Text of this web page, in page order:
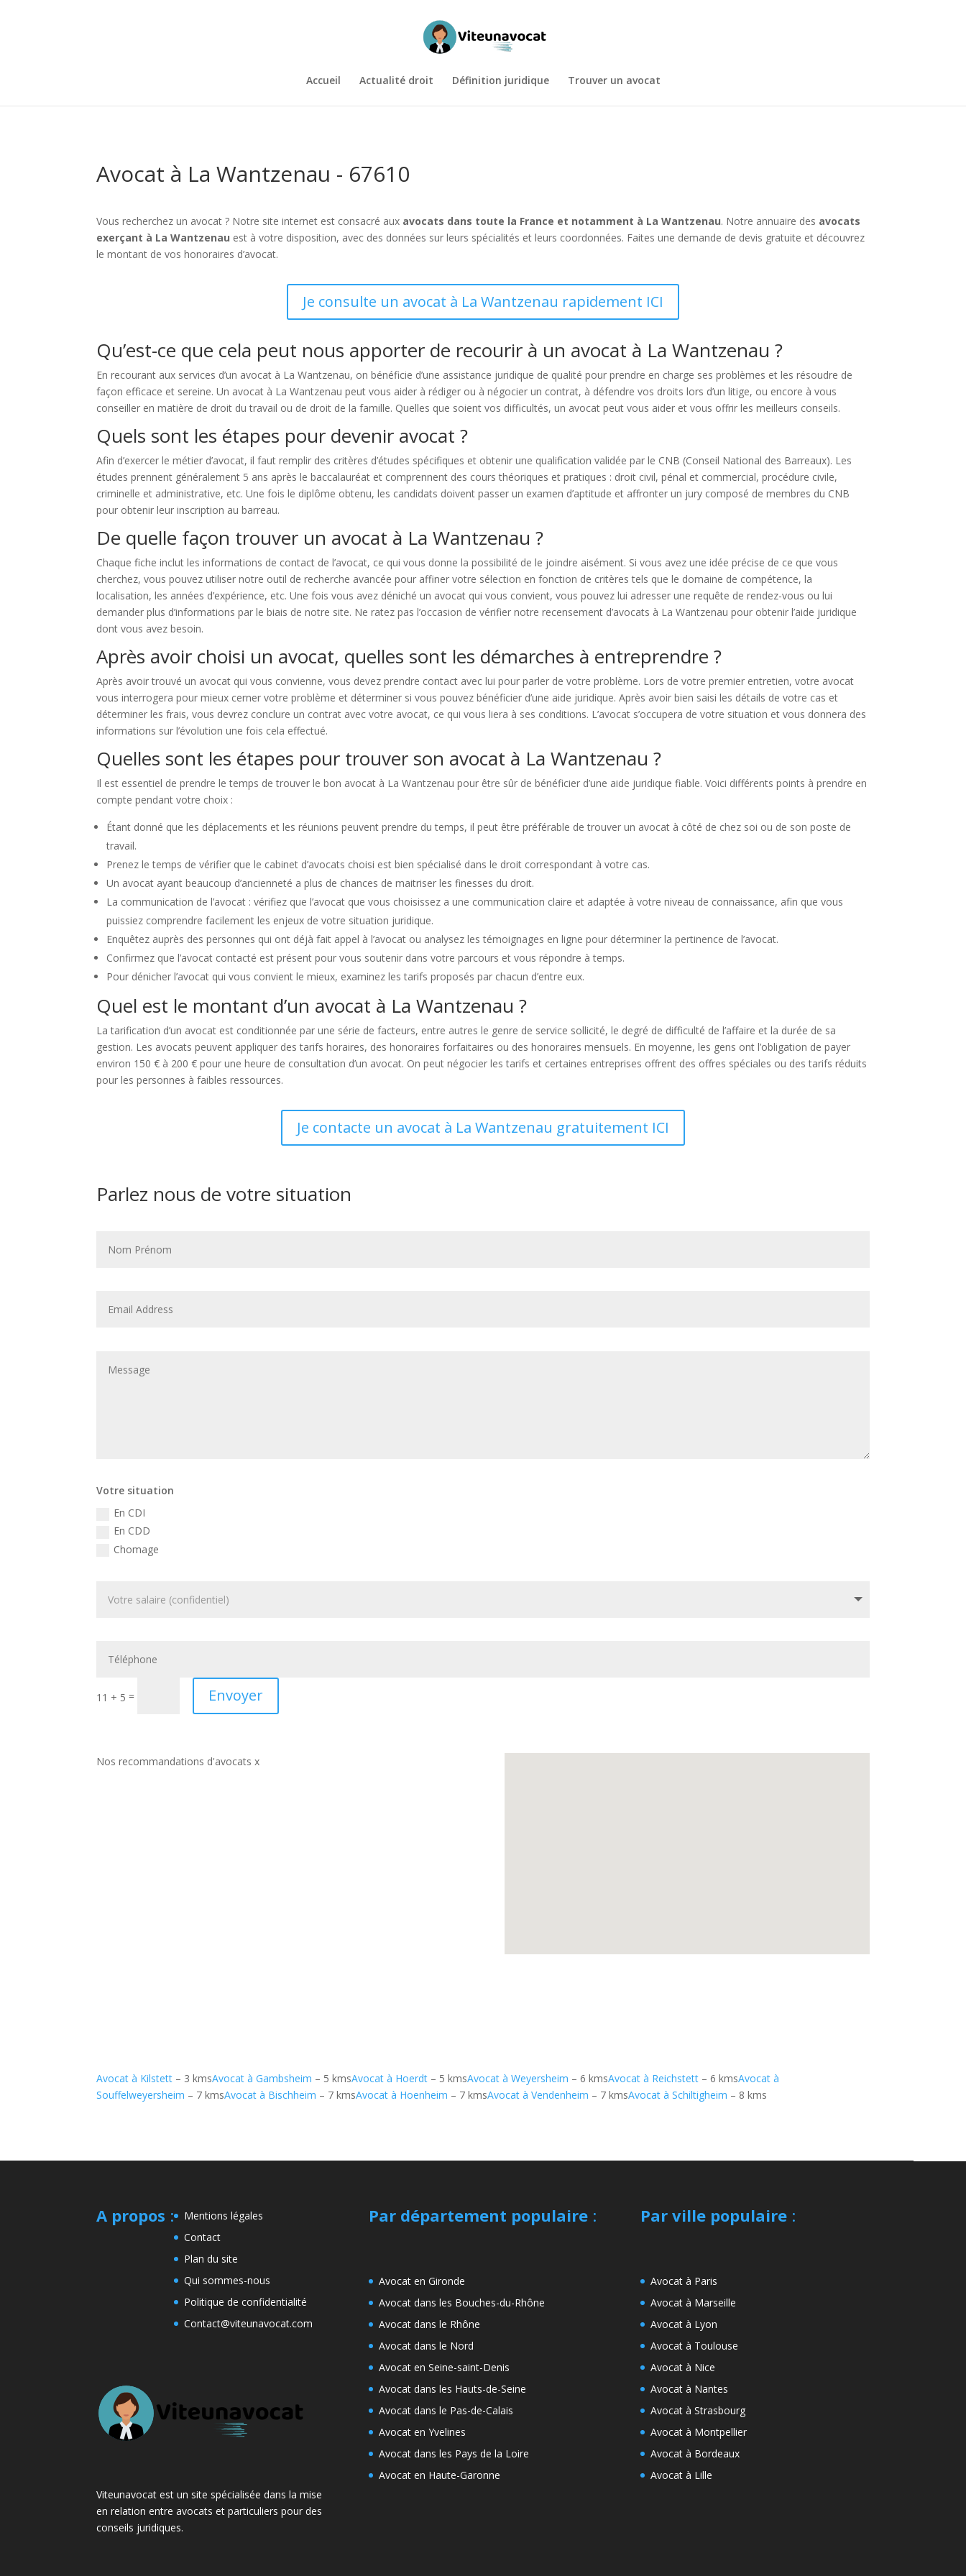
Accueil Actualité droit Définition juridique Trouver un avocat
Avocat à La Wantzenau - 67610
Vous recherchez un avocat ? Notre site internet est consacré aux avocats dans toute la France et notamment à La Wantzenau. Notre annuaire des avocats
exerçant à La Wantzenau est à votre disposition, avec des données sur leurs spécialités et leurs coordonnées. Faites une demande de devis gratuite et découvrez
le montant de vos honoraires d’avocat.
Je consulte un avocat à La Wantzenau rapidement ICI
Qu’est-ce que cela peut nous apporter de recourir à un avocat à La Wantzenau ?
En recourant aux services d’un avocat à La Wantzenau, on bénéficie d’une assistance juridique de qualité pour prendre en charge ses problèmes et les résoudre de
façon efficace et sereine. Un avocat à La Wantzenau peut vous aider à rédiger ou à négocier un contrat, à défendre vos droits lors d’un litige, ou encore à vous
conseiller en matière de droit du travail ou de droit de la famille. Quelles que soient vos difficultés, un avocat peut vous aider et vous offrir les meilleurs conseils.
Quels sont les étapes pour devenir avocat ?
Afin d’exercer le métier d’avocat, il faut remplir des critères d’études spécifiques et obtenir une qualification validée par le CNB (Conseil National des Barreaux). Les
études prennent généralement 5 ans après le baccalauréat et comprennent des cours théoriques et pratiques : droit civil, pénal et commercial, procédure civile,
criminelle et administrative, etc. Une fois le diplôme obtenu, les candidats doivent passer un examen d’aptitude et affronter un jury composé de membres du CNB
pour obtenir leur inscription au barreau.
De quelle façon trouver un avocat à La Wantzenau ?
Chaque fiche inclut les informations de contact de l’avocat, ce qui vous donne la possibilité de le joindre aisément. Si vous avez une idée précise de ce que vous
cherchez, vous pouvez utiliser notre outil de recherche avancée pour affiner votre sélection en fonction de critères tels que le domaine de compétence, la
localisation, les années d’expérience, etc. Une fois vous avez déniché un avocat qui vous convient, vous pouvez lui adresser une requête de rendez-vous ou lui
demander plus d’informations par le biais de notre site. Ne ratez pas l’occasion de vérifier notre recensement d’avocats à La Wantzenau pour obtenir l’aide juridique
dont vous avez besoin.
Après avoir choisi un avocat, quelles sont les démarches à entreprendre ?
Après avoir trouvé un avocat qui vous convienne, vous devez prendre contact avec lui pour parler de votre problème. Lors de votre premier entretien, votre avocat
vous interrogera pour mieux cerner votre problème et déterminer si vous pouvez bénéficier d’une aide juridique. Après avoir bien saisi les détails de votre cas et
déterminer les frais, vous devrez conclure un contrat avec votre avocat, ce qui vous liera à ses conditions. L’avocat s’occupera de votre situation et vous donnera des
informations sur l’évolution une fois cela effectué.
Quelles sont les étapes pour trouver son avocat à La Wantzenau ?
Il est essentiel de prendre le temps de trouver le bon avocat à La Wantzenau pour être sûr de bénéficier d’une aide juridique fiable. Voici différents points à prendre en
compte pendant votre choix :
Étant donné que les déplacements et les réunions peuvent prendre du temps, il peut être préférable de trouver un avocat à côté de chez soi ou de son poste de
travail.
Prenez le temps de vérifier que le cabinet d’avocats choisi est bien spécialisé dans le droit correspondant à votre cas.
Un avocat ayant beaucoup d’ancienneté a plus de chances de maitriser les finesses du droit.
La communication de l’avocat : vérifiez que l’avocat que vous choisissez a une communication claire et adaptée à votre niveau de connaissance, afin que vous
puissiez comprendre facilement les enjeux de votre situation juridique.
Enquêtez auprès des personnes qui ont déjà fait appel à l’avocat ou analysez les témoignages en ligne pour déterminer la pertinence de l’avocat.
Confirmez que l’avocat contacté est présent pour vous soutenir dans votre parcours et vous répondre à temps.
Pour dénicher l’avocat qui vous convient le mieux, examinez les tarifs proposés par chacun d’entre eux.
Quel est le montant d’un avocat à La Wantzenau ?
La tarification d’un avocat est conditionnée par une série de facteurs, entre autres le genre de service sollicité, le degré de difficulté de l’affaire et la durée de sa
gestion. Les avocats peuvent appliquer des tarifs horaires, des honoraires forfaitaires ou des honoraires mensuels. En moyenne, les gens ont l’obligation de payer
environ 150 € à 200 € pour une heure de consultation d’un avocat. On peut négocier les tarifs et certaines entreprises offrent des offres spéciales ou des tarifs réduits
pour les personnes à faibles ressources.
Je contacte un avocat à La Wantzenau gratuitement ICI
Parlez nous de votre situation
Votre situation
En CDI
En CDD
Chomage
11 + 5 = Envoyer
Nos recommandations d'avocats x
Avocat à Kilstett – 3 kmsAvocat à Gambsheim – 5 kmsAvocat à Hoerdt – 5 kmsAvocat à Weyersheim – 6 kmsAvocat à Reichstett – 6 kmsAvocat à
Souffelweyersheim – 7 kmsAvocat à Bischheim – 7 kmsAvocat à Hoenheim – 7 kmsAvocat à Vendenheim – 7 kmsAvocat à Schiltigheim – 8 kms
A propos :
Mentions légales
Contact
Plan du site
Qui sommes-nous
Politique de confidentialité
Contact@viteunavocat.com
Viteunavocat est un site spécialisée dans la mise
en relation entre avocats et particuliers pour des
conseils juridiques.
Par département populaire:
Avocat en Gironde
Avocat dans les Bouches-du-Rhône
Avocat dans le Rhône
Avocat dans le Nord
Avocat en Seine-saint-Denis
Avocat dans les Hauts-de-Seine
Avocat dans le Pas-de-Calais
Avocat en Yvelines
Avocat dans les Pays de la Loire
Avocat en Haute-Garonne
Par ville populaire:
Avocat à Paris
Avocat à Marseille
Avocat à Lyon
Avocat à Toulouse
Avocat à Nice
Avocat à Nantes
Avocat à Strasbourg
Avocat à Montpellier
Avocat à Bordeaux
Avocat à Lille